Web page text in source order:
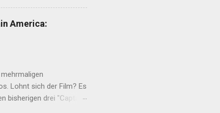
Nun, ein guter
Und solltet Ihr liebe
Liebsten. Sie war
America:
Lohnt sich der Film? Es
bisherigen drei "Captain